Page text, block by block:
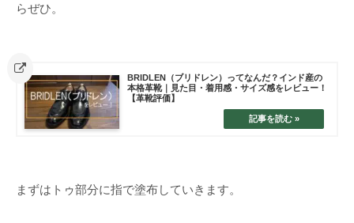
らぜひ。
BRIDLEN（ブリドレン）ってなんだ？インド産の
本格革靴｜見た目・着用感・サイズ感をレビュー！
【革靴評価】
まずはトゥ部分に指で塗布していきます。